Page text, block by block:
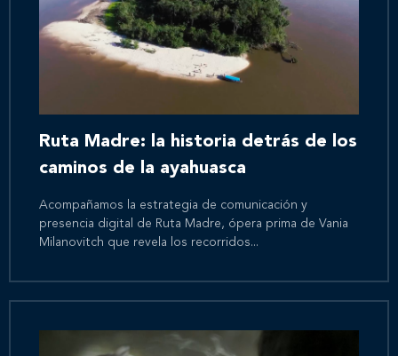
Inicio
Nosotros
Nuestros servicios
Nuestros clientes
Novedades
Contáctanos
Ruta Madre: la historia detrás de los
caminos de la ayahuasca
Acompañamos la estrategia de comunicación y
presencia digital de Ruta Madre, ópera prima de Vania
Milanovitch que revela los recorridos...